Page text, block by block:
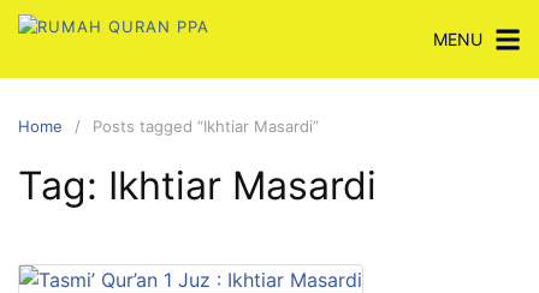
Skip
content
MENU
Home Posts tagged “Ikhtiar Masardi”
Tag: Ikhtiar Masardi